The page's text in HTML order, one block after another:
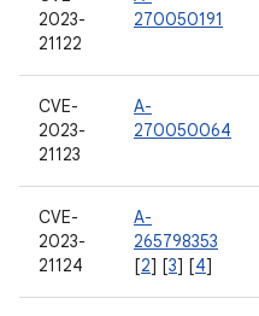
2023-
21122
270050191
CVE-
2023-
21123
A-
270050064
CVE-
2023-
21124
A-
265798353
[2] [3] [4]